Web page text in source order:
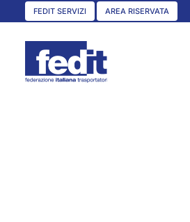
FEDIT SERVIZI AREA RISERVATA